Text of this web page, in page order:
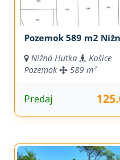
Pozemok 589 m2
Nižná Hutka
Košice
Pozemok
589 m²
Predaj